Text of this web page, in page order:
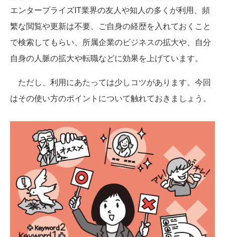
エンタープライズIT業界の友人や知人の多くが利用、頻
繁な閲覧や更新は不要、ご自身の経歴を入れておくこと
で検索してもらい、所属企業のビジネスの拡大や、自分
自身の人脈の拡大や転職などに効果を上げています。
ただし、利用にあたっては少しコツがあります。今回
はその使い方のポイントについて触れておきましょう。